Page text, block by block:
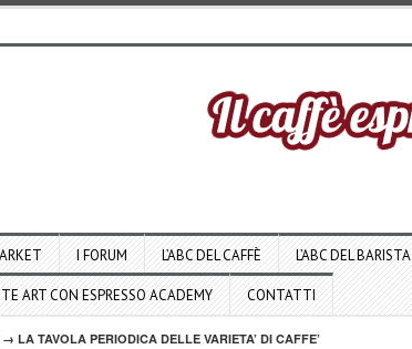
I FORUM L’ABC DEL CAFFÈ L’ABC DEL BARISTA
ART CON ESPRESSO ACADEMY CONTATTI
→ LA TAVOLA PERIODICA DELLE VARIETA’ DI CAFFE’